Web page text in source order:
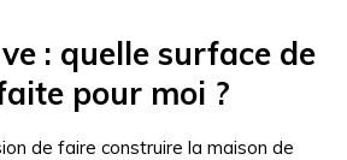
: quelle surface de
pour moi ?
de faire construire la maison de